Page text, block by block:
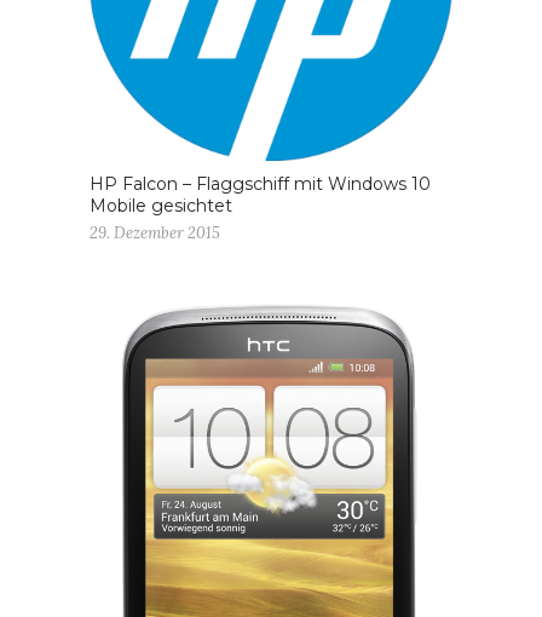
HP Falcon – Flaggschiff mit Windows 10
Mobile gesichtet
29. Dezember 2015